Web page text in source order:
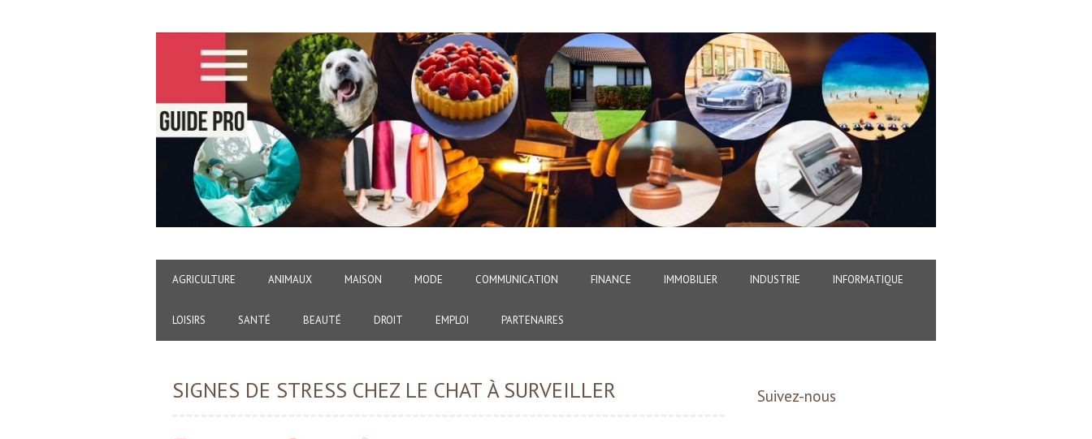
AGRICULTURE ANIMAUX MAISON MODE COMMUNICATION FINANCE IMMOBILIER INDUSTRIE INFORMATIQUE
LOISIRS SANTÉ BEAUTÉ DROIT EMPLOI PARTENAIRES
SIGNES DE STRESS CHEZ LE CHAT À SURVEILLER Suivez-nous